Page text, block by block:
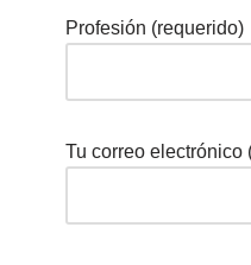
Profesión (requerido)
Tu correo electrónico